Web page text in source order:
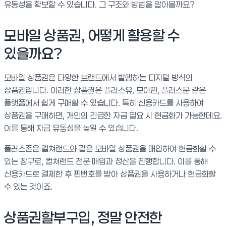
유동성을 확보할 수 있습니다. 그 구조와 방법을 알아볼까요?
모바일 상품권, 어떻게 활용할 수
있을까요?
모바일 상품권은 다양한 브랜드에서 발행하는 디지털 방식의
상품권입니다. 이러한 상품권은 플러스유, 모아핀, 플러스문 같은
플랫폼에서 쉽게 구매할 수 있습니다. 특히 신용카드를 사용하여
상품권을 구매하면, 개인의 긴급한 자금 필요 시 현금화가 가능한데요.
이를 통해 자금 유동성을 높일 수 있습니다.
플러스존은 컬쳐랜드와 같은 모바일 상품권을 매입하여 현금화할 수
있는 창구로, 컬쳐랜드 전문 매입과 정산을 진행합니다. 이를 통해
신용카드로 결제한 후 핀번호를 받아 상품권을 사용하거나 현금화할
수 있는 것이죠.
상품권할부구입, 정말 안전한